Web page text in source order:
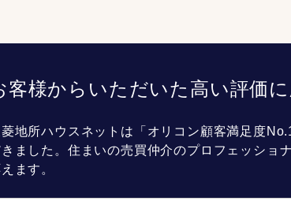
客様からいただいた高い評価
地所ハウスネットは「オリコン顧客満足度
ました。住まいの売買仲介のプロフェッショ
ます。